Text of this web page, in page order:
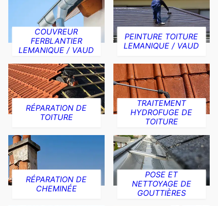
COUVREUR
FERBLANTIER
LEMANIQUE / VAUD
PEINTURE TOITURE
LEMANIQUE / VAUD
RÉPARATION DE
TOITURE
TRAITEMENT
HYDROFUGE DE
TOITURE
RÉPARATION DE
CHEMINÉE
POSE ET
NETTOYAGE DE
GOUTTIÈRES